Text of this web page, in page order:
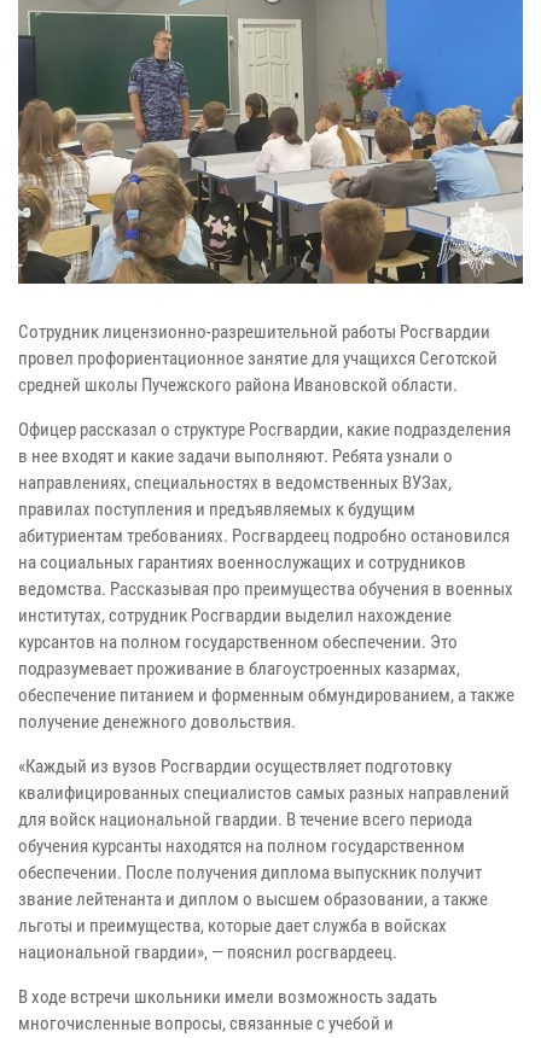
Сотрудник лицензионно-разрешительной работы Росгвардии
провел профориентационное занятие для учащихся Сеготской
средней школы Пучежского района Ивановской области.
Офицер рассказал о структуре Росгвардии, какие подразделения
в нее входят и какие задачи выполняют. Ребята узнали о
направлениях, специальностях в ведомственных ВУЗах,
правилах поступления и предъявляемых к будущим
абитуриентам требованиях. Росгвардеец подробно остановился
на социальных гарантиях военнослужащих и сотрудников
ведомства. Рассказывая про преимущества обучения в военных
институтах, сотрудник Росгвардии выделил нахождение
курсантов на полном государственном обеспечении. Это
подразумевает проживание в благоустроенных казармах,
обеспечение питанием и форменным обмундированием, а также
получение денежного довольствия.
«Каждый из вузов Росгвардии осуществляет подготовку
квалифицированных специалистов самых разных направлений
для войск национальной гвардии. В течение всего периода
обучения курсанты находятся на полном государственном
обеспечении. После получения диплома выпускник получит
звание лейтенанта и диплом о высшем образовании, а также
льготы и преимущества, которые дает служба в войсках
национальной гвардии», — пояснил росгвардеец.
В ходе встречи школьники имели возможность задать
многочисленные вопросы, связанные с учебой и